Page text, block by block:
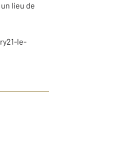
lieu de
le-